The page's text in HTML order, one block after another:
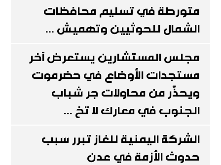
متورطة في تسليم محافظات
الشمال للحوثيين وتهميش ...
مجلس المستشارين يستعرض آخر
مستجدات الأوضاع في حضرموت
ويحذّر من محاولات جر شباب
الجنوب في معارك لا تخ ...
الشركة اليمنية للغاز تبرر سبب
حدوث الأزمة في عدن